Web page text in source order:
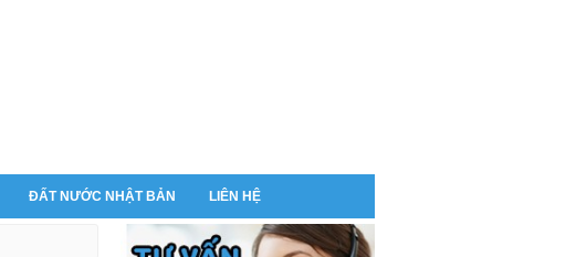
ĐẤT NƯỚC NHẬT BẢN LIÊN HỆ